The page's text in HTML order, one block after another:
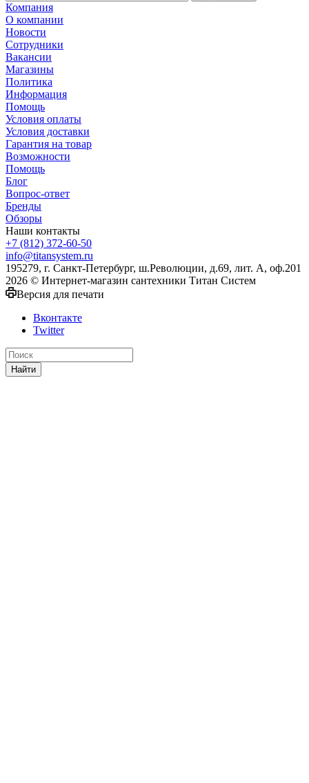
Компания
О компании
Новости
Сотрудники
Вакансии
Магазины
Политика
Информация
Помощь
Условия оплаты
Условия доставки
Гарантия на товар
Возможности
Помощь
Блог
Вопрос-ответ
Бренды
Обзоры
Наши контакты
+7 (812) 372-60-50
info@titansystem.ru
195279, г. Санкт-Петербург, ш.Революции, д.69, лит. А, оф.201
2026 © Интернет-магазин сантехники Титан Систем
Версия для печати
Вконтакте
Twitter
Найти